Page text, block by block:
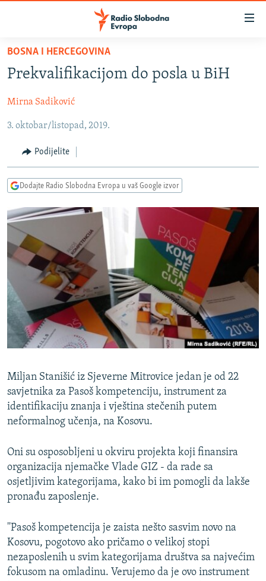
Pređite
glavni
Pređite
na
navigaciju
Pređite
na
pretragu
VIJESTI
BOSNA I HERCEGOVINA
SRBIJA
KOSOVO
CRNA GORA
VIZUELNO
VIDEO
FOTOGALERIJE
INFOGRAFIKE
PODCASTI
RAT U UKRAJINI
KINA NA BALKANU
RSE PRIČE IZ SVIJETA
ISPRIČAJ MI
DNEVNO@RSE
SPECIJALI RSE
VIŠE OD NASLOVA
POPLAVE I KLIZIŠTA U BIH 2024.
TV LIBERTY
POST SCRIPTUM
MOJA EVROPA
TRI DECENIJE OD RATA U BIH
SVE KARTE DEJTONA
PRATITE NAS
Sve RFE/RL stranice
BOSNA I HERCEGOVINA
Prekvalifikacijom do posla u BiH
Mirna Sadiković
3. oktobar/listopad, 2019.
Podijelite
Dodajte Radio Slobodna Evropa u vaš Google izvor
Miljan Stanišić iz Sjeverne Mitrovice jedan je od 22
savjetnika za Pasoš kompetenciju, instrument za
identifikaciju znanja i vještina stečenih putem
neformalnog učenja, na Kosovu.
Oni su osposobljeni u okviru projekta koji finansira
organizacija njemačke Vlade GIZ - da rade sa
osjetljivim kategorijama, kako bi im pomogli da lakše
pronađu zaposlenje.
''Pasoš kompetencija je zaista nešto sasvim novo na
Kosovu, pogotovo ako pričamo o velikoj stopi
nezaposlenih u svim kategorijama društva sa najvećim
fokusom na omladinu. Verujemo da je ovo instrument